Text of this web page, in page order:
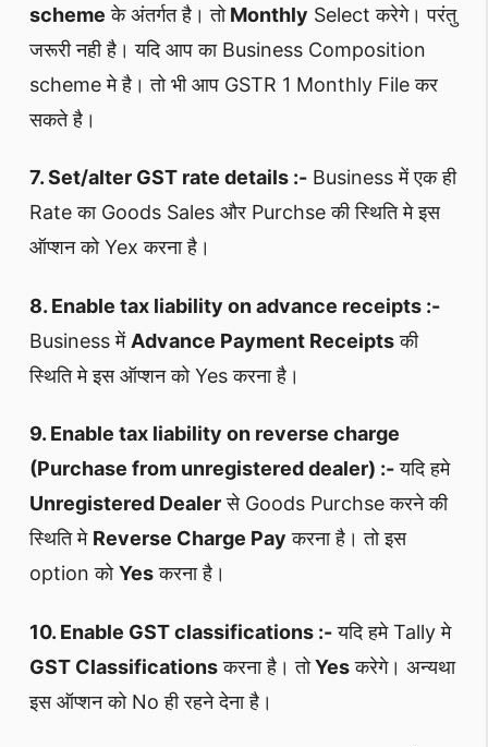
scheme के अंतर्गत है। तोMonthly Select करेगे। परंतु
जरूरी नही है। यदि आप का Business Composition
scheme मे है। तो भी आप GSTR 1 Monthly File कर
सकते है।
7. Set/alter GST rate details :- Business में एक ही
Rate का Goods Sales और Purchse की स्थिति मे इस
ऑप्शन को Yex करना है।
8. Enable tax liability on advance receipts :-
Business में Advance Payment Receiptsकी
स्थिति मे इस ऑप्शन को Yes करना है।
9. Enable tax liability on reverse charge
(Purchase from unregistered dealer) :-यदि हमे
Unregistered Dealerसे Goods Purchse करने की
स्थिति मे Reverse Charge Pay करना है। तो इस
option कोYesकरना है।
10. Enable GST classifications :-यदि हमे Tally मे
GST Classificationsकरना है। तोYesकरेगे। अन्यथा
इस ऑप्शन को No ही रहने देना है।